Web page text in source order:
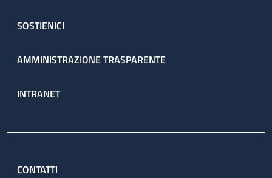
SOSTIENICI
AMMINISTRAZIONE TRASPARENTE
INTRANET
CONTATTI